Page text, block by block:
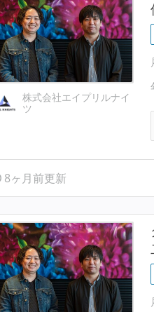
株式会社エイプリルナイ
ツ
8ヶ月前更新